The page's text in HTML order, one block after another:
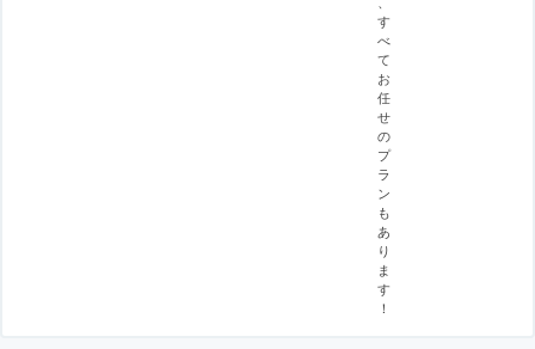
す
べ
て
お
任
せ
の
プ
ラ
ン
も
あ
り
ま
す
！